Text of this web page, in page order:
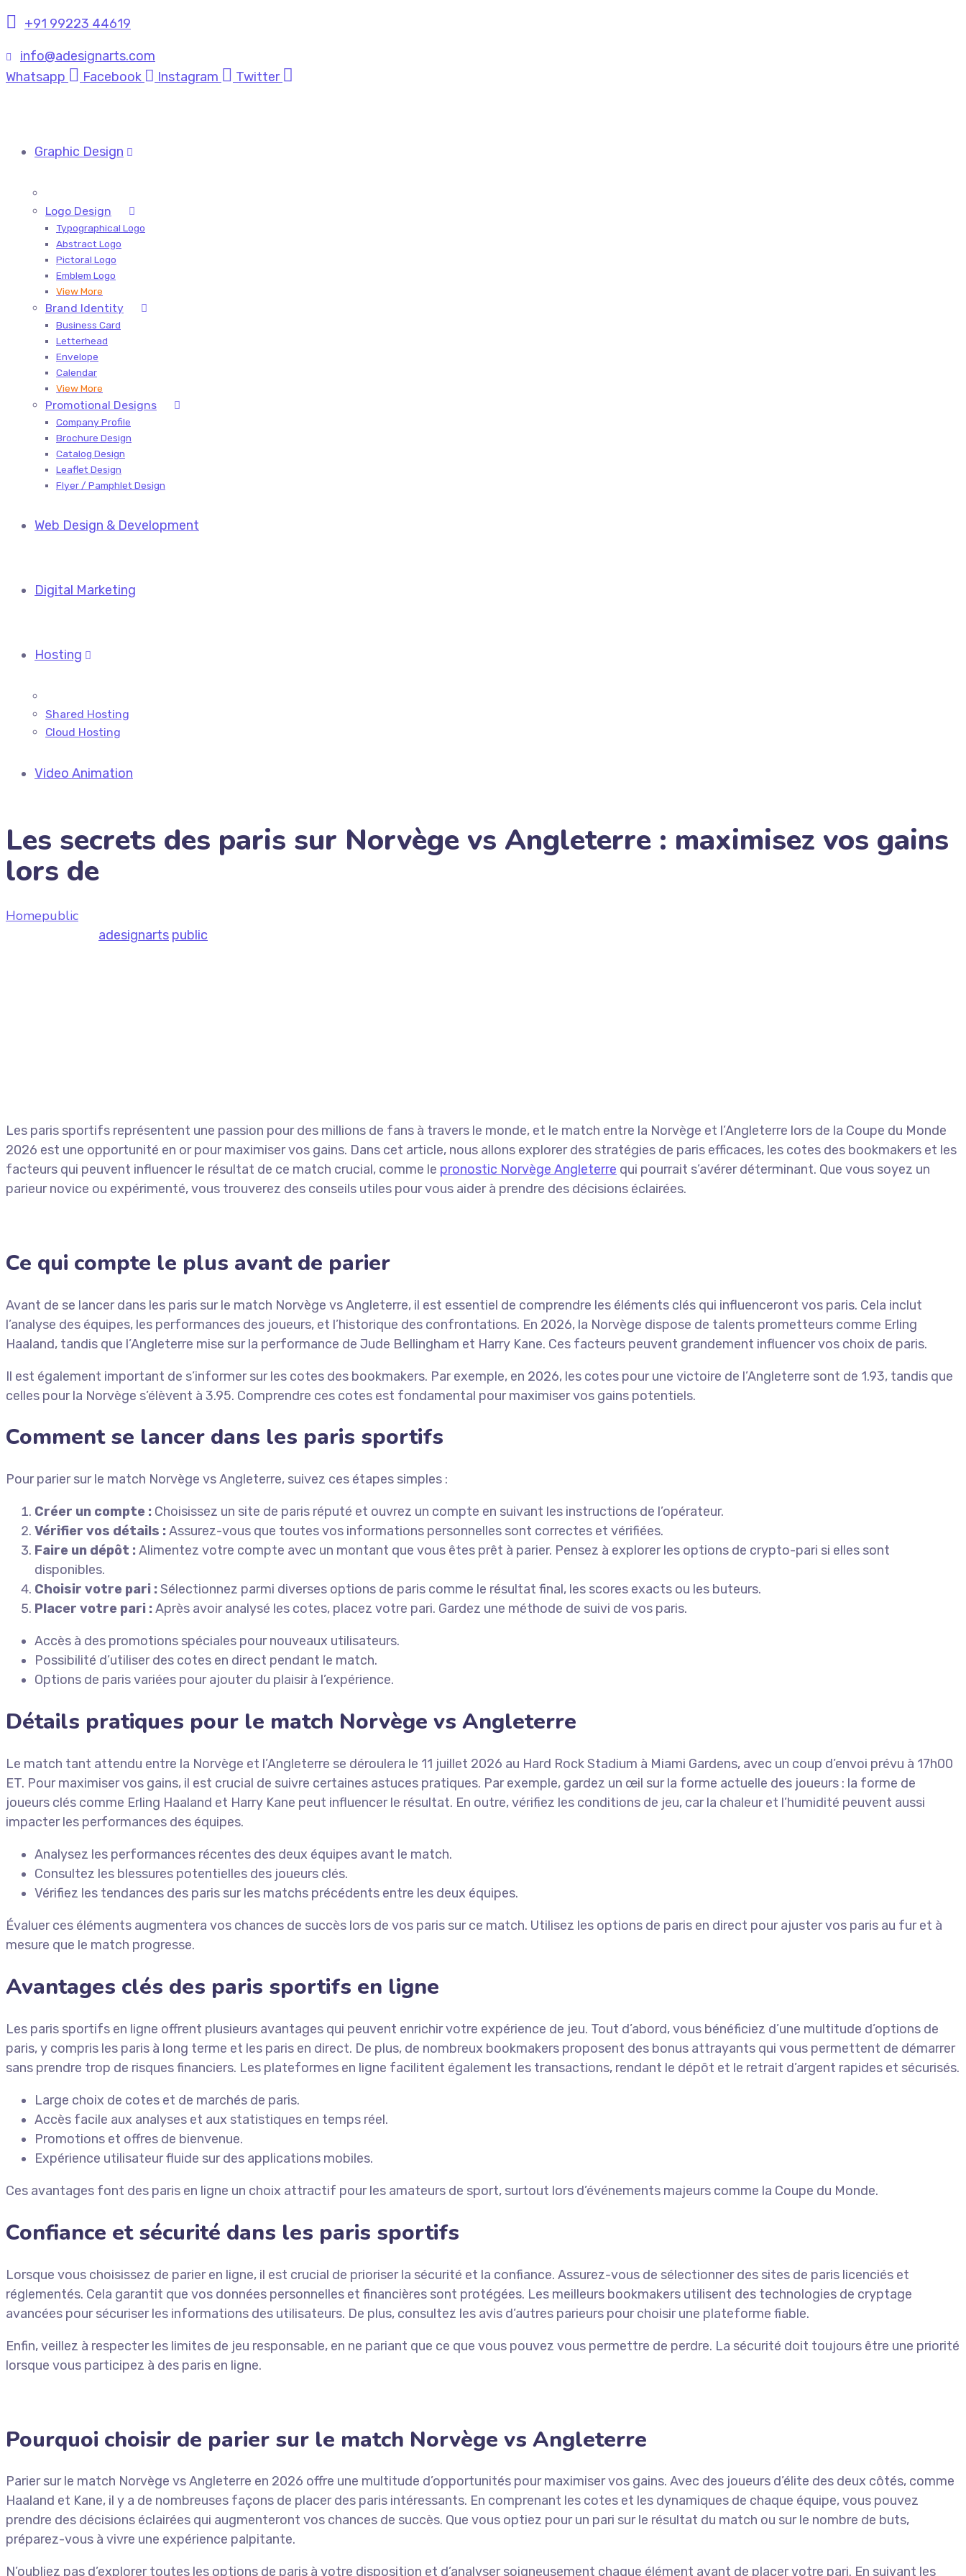
+91 99223 44619
info@adesignarts.com
Whatsapp
Facebook Instagram Twitter
Graphic Design
Logo Design
Typographical Logo
Abstract Logo
Pictoral Logo
Emblem Logo
View More
Brand Identity
Business Card
Letterhead
Envelope
Calendar
View More
Promotional Designs
Company Profile
Brochure Design
Catalog Design
Leaflet Design
Flyer / Pamphlet Design
Web Design & Development
Digital Marketing
Hosting
Shared Hosting
Cloud Hosting
Video Animation
Les secrets des paris sur Norvège vs Angleterre : maximisez vos gains
lors de
Homepublic
adesignarts public
Les paris sportifs représentent une passion pour des millions de fans à travers le monde, et le match entre la Norvège et l’Angleterre lors de la Coupe du Monde
2026 est une opportunité en or pour maximiser vos gains. Dans cet article, nous allons explorer des stratégies de paris efficaces, les cotes des bookmakers et les
facteurs qui peuvent influencer le résultat de ce match crucial, comme le pronostic Norvège Angleterre qui pourrait s’avérer déterminant. Que vous soyez un
parieur novice ou expérimenté, vous trouverez des conseils utiles pour vous aider à prendre des décisions éclairées.
Ce qui compte le plus avant de parier
Avant de se lancer dans les paris sur le match Norvège vs Angleterre, il est essentiel de comprendre les éléments clés qui influenceront vos paris. Cela inclut
l’analyse des équipes, les performances des joueurs, et l’historique des confrontations. En 2026, la Norvège dispose de talents prometteurs comme Erling
Haaland, tandis que l’Angleterre mise sur la performance de Jude Bellingham et Harry Kane. Ces facteurs peuvent grandement influencer vos choix de paris.
Il est également important de s’informer sur les cotes des bookmakers. Par exemple, en 2026, les cotes pour une victoire de l’Angleterre sont de 1.93, tandis que
celles pour la Norvège s’élèvent à 3.95. Comprendre ces cotes est fondamental pour maximiser vos gains potentiels.
Comment se lancer dans les paris sportifs
Pour parier sur le match Norvège vs Angleterre, suivez ces étapes simples :
Créer un compte : Choisissez un site de paris réputé et ouvrez un compte en suivant les instructions de l’opérateur.
Vérifier vos détails :Assurez-vous que toutes vos informations personnelles sont correctes et vérifiées.
Faire un dépôt :Alimentez votre compte avec un montant que vous êtes prêt à parier. Pensez à explorer les options de crypto-pari si elles sont
disponibles.
Choisir votre pari :Sélectionnez parmi diverses options de paris comme le résultat final, les scores exacts ou les buteurs.
Placer votre pari :Après avoir analysé les cotes, placez votre pari. Gardez une méthode de suivi de vos paris.
Accès à des promotions spéciales pour nouveaux utilisateurs.
Possibilité d’utiliser des cotes en direct pendant le match.
Options de paris variées pour ajouter du plaisir à l’expérience.
Détails pratiques pour le match Norvège vs Angleterre
Le match tant attendu entre la Norvège et l’Angleterre se déroulera le 11 juillet 2026 au Hard Rock Stadium à Miami Gardens, avec un coup d’envoi prévu à 17h00
ET. Pour maximiser vos gains, il est crucial de suivre certaines astuces pratiques. Par exemple, gardez un œil sur la forme actuelle des joueurs : la forme de
joueurs clés comme Erling Haaland et Harry Kane peut influencer le résultat. En outre, vérifiez les conditions de jeu, car la chaleur et l’humidité peuvent aussi
impacter les performances des équipes.
Analysez les performances récentes des deux équipes avant le match.
Consultez les blessures potentielles des joueurs clés.
Vérifiez les tendances des paris sur les matchs précédents entre les deux équipes.
Évaluer ces éléments augmentera vos chances de succès lors de vos paris sur ce match. Utilisez les options de paris en direct pour ajuster vos paris au fur et à
mesure que le match progresse.
Avantages clés des paris sportifs en ligne
Les paris sportifs en ligne offrent plusieurs avantages qui peuvent enrichir votre expérience de jeu. Tout d’abord, vous bénéficiez d’une multitude d’options de
paris, y compris les paris à long terme et les paris en direct. De plus, de nombreux bookmakers proposent des bonus attrayants qui vous permettent de démarrer
sans prendre trop de risques financiers. Les plateformes en ligne facilitent également les transactions, rendant le dépôt et le retrait d’argent rapides et sécurisés.
Large choix de cotes et de marchés de paris.
Accès facile aux analyses et aux statistiques en temps réel.
Promotions et offres de bienvenue.
Expérience utilisateur fluide sur des applications mobiles.
Ces avantages font des paris en ligne un choix attractif pour les amateurs de sport, surtout lors d’événements majeurs comme la Coupe du Monde.
Confiance et sécurité dans les paris sportifs
Lorsque vous choisissez de parier en ligne, il est crucial de prioriser la sécurité et la confiance. Assurez-vous de sélectionner des sites de paris licenciés et
réglementés. Cela garantit que vos données personnelles et financières sont protégées. Les meilleurs bookmakers utilisent des technologies de cryptage
avancées pour sécuriser les informations des utilisateurs. De plus, consultez les avis d’autres parieurs pour choisir une plateforme fiable.
Enfin, veillez à respecter les limites de jeu responsable, en ne pariant que ce que vous pouvez vous permettre de perdre. La sécurité doit toujours être une priorité
lorsque vous participez à des paris en ligne.
Pourquoi choisir de parier sur le match Norvège vs Angleterre
Parier sur le match Norvège vs Angleterre en 2026 offre une multitude d’opportunités pour maximiser vos gains. Avec des joueurs d’élite des deux côtés, comme
Haaland et Kane, il y a de nombreuses façons de placer des paris intéressants. En comprenant les cotes et les dynamiques de chaque équipe, vous pouvez
prendre des décisions éclairées qui augmenteront vos chances de succès. Que vous optiez pour un pari sur le résultat du match ou sur le nombre de buts,
préparez-vous à vivre une expérience palpitante.
N’oubliez pas d’explorer toutes les options de paris à votre disposition et d’analyser soigneusement chaque élément avant de placer votre pari. En suivant les